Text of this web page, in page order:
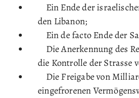
Ein Ende der
den Libanon;
Ein de facto Ende der
Die Anerkennung des
die Kontrolle der Strasse
Die Freigabe von
eingefrorenen